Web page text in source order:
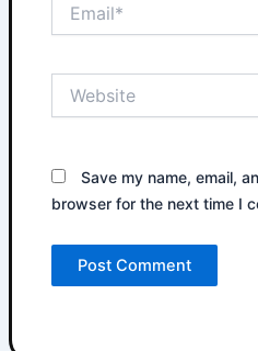
Save my name, email,
browser for the next time I